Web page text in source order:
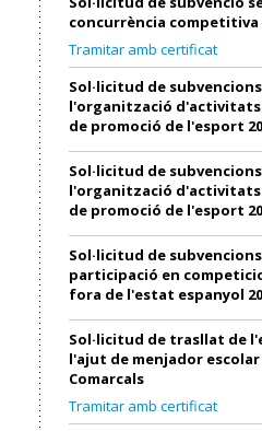
concurrència competitiva
Tramitar amb certificat
Sol·licitud de
l'organització
de promoció de l'esport
Sol·licitud de
l'organització
de promoció de l'esport
Sol·licitud de
participació en
fora de l'estat espanyol
Sol·licitud de trasllat de
l'ajut de menjador
Comarcals
Tramitar amb certificat